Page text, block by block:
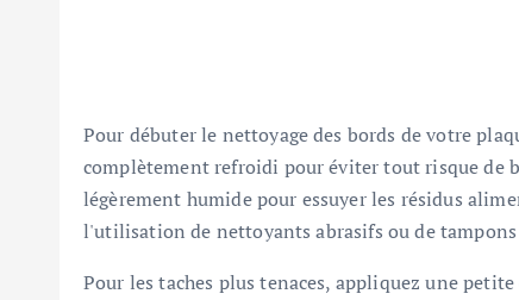
Pour débuter le nettoyage des bords de votre
complètement refroidi pour éviter tout risque de
légèrement humide pour essuyer les résidus
l'utilisation de nettoyants abrasifs ou de
Pour les taches plus tenaces, appliquez une